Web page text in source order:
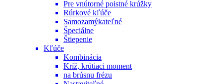
Pre vnútorné poistné krúžky
Rúrkové kľúče
Samozamýkateľné
Špeciálne
Štiepenie
Kľúče
Kombinácia
Kríž, krútiaci moment
na brúsnu frézu